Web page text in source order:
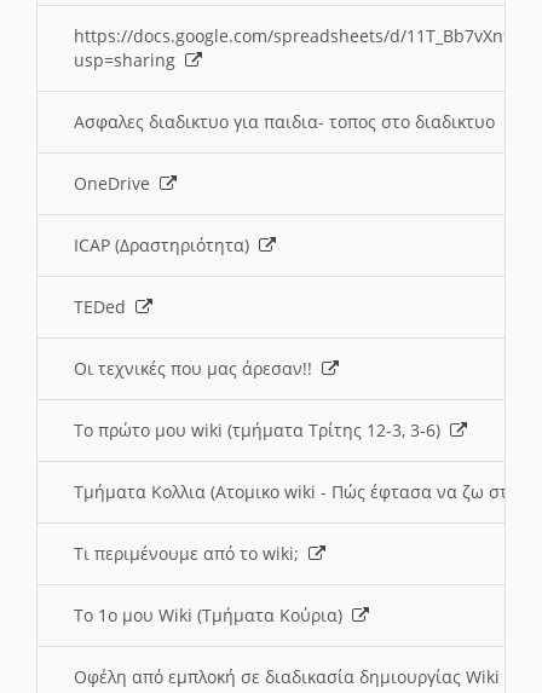
https://docs.google.com/spreadsheets/d/
usp=sharing
Ασφαλες διαδικτυο για παιδια- τοπος στο διαδικτυο
OneDrive
ICAP (Δραστηριότητα)
TEDed
Οι τεχνικές που μας άρεσαν!!
Το πρώτο μου wiki (τμήματα Τρίτης 12-3, 3-6)
Τμήματα Κολλια (Ατομικο wiki - Πώς έφτασα να ζω στην
Τι περιμένουμε από το wiki;
Το 1ο μου Wiki (Τμήματα Κούρια)
Οφέλη από εμπλοκή σε διαδικασία δημιουργίας Wiki